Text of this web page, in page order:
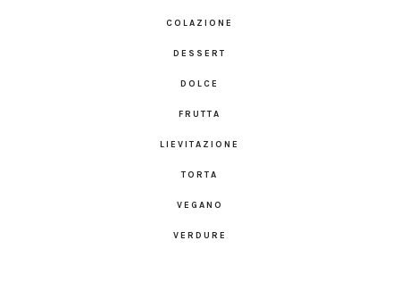
COLAZIONE
DESSERT
DOLCE
FRUTTA
LIEVITAZIONE
TORTA
VEGANO
VERDURE